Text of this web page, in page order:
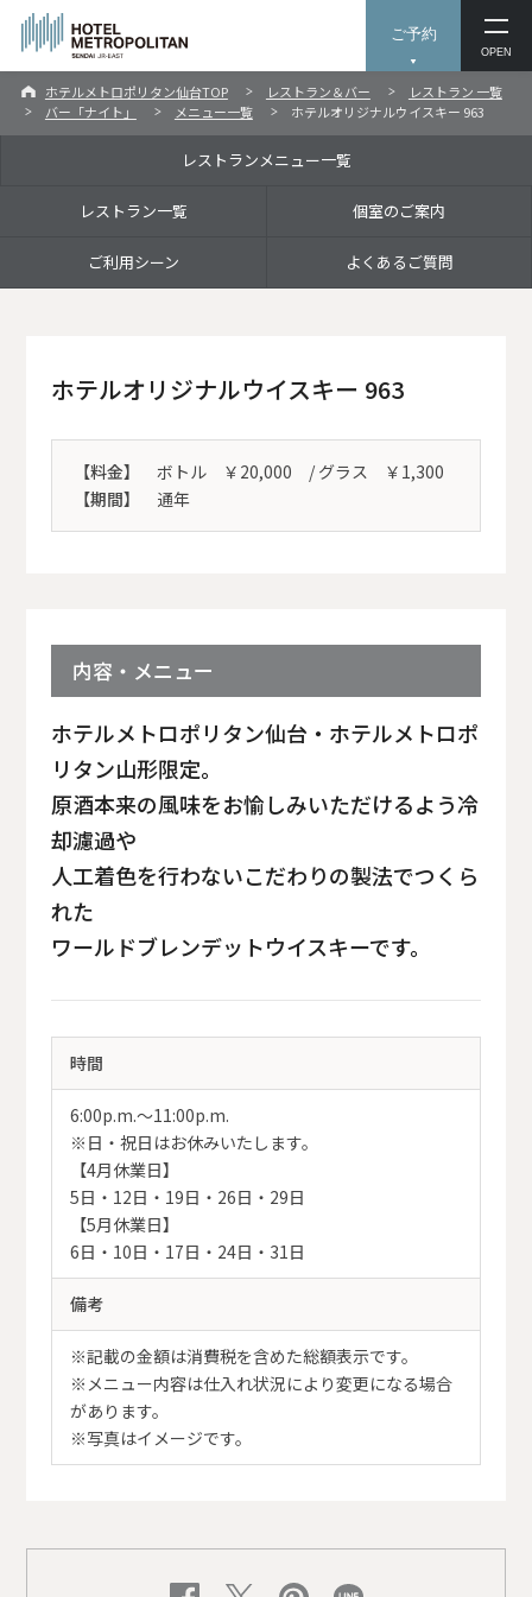
ご予約
OPEN
ホテルメトロポリタン仙台TOP レストラン＆バー
レストラン 一覧
バー「ナイト」
メニュー一覧 ホテルオリジナルウイスキー 963
レストランメニュー一覧
レストラン一覧 個室のご案内
ご利用シーン よくあるご質問
ホテルオリジナルウイスキー 963
【料金】
ボトル ￥20,000 / グラス ￥1,300
【期間】
通年
内容・メニュー
ホテルメトロポリタン仙台・ホテルメトロポ
リタン山形限定。
原酒本来の風味をお愉しみいただけるよう冷
却濾過や
人工着色を行わないこだわりの製法でつくら
れた
ワールドブレンデットウイスキーです。
時間
6:00p.m.〜11:00p.m.
※日・祝日はお休みいたします。
【4月休業日】
5日・12日・19日・26日・29日
【5月休業日】
6日・10日・17日・24日・31日
備考
※記載の金額は消費税を含めた総額表示です。
※メニュー内容は仕入れ状況により変更になる場合
があります。
※写真はイメージです。